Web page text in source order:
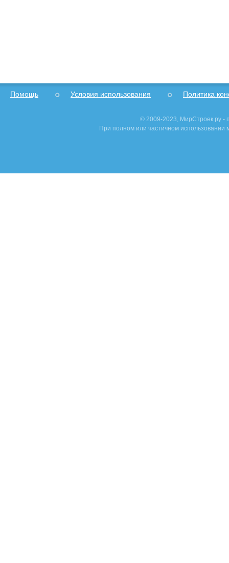
Помощь Условия использования Политика
© 2009-2023, МирСтроек.ру -
При полном или частичном использовании